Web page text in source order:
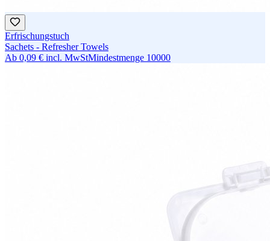
Erfrischungstuch
Sachets - Refresher Towels
Ab 0,09 € incl. MwStMindestmenge 10000